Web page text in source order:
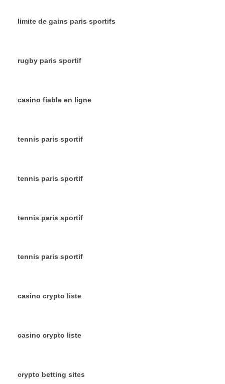
limite de gains paris sportifs
rugby paris sportif
casino fiable en ligne
tennis paris sportif
tennis paris sportif
tennis paris sportif
tennis paris sportif
casino crypto liste
casino crypto liste
crypto betting sites